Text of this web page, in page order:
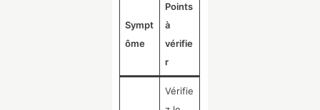
Sympt
ôme
Points
à
vérifie
r
Vérifie